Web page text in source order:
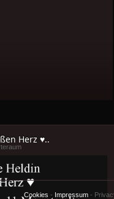
Herz ♥..
Cookies - Impressum -